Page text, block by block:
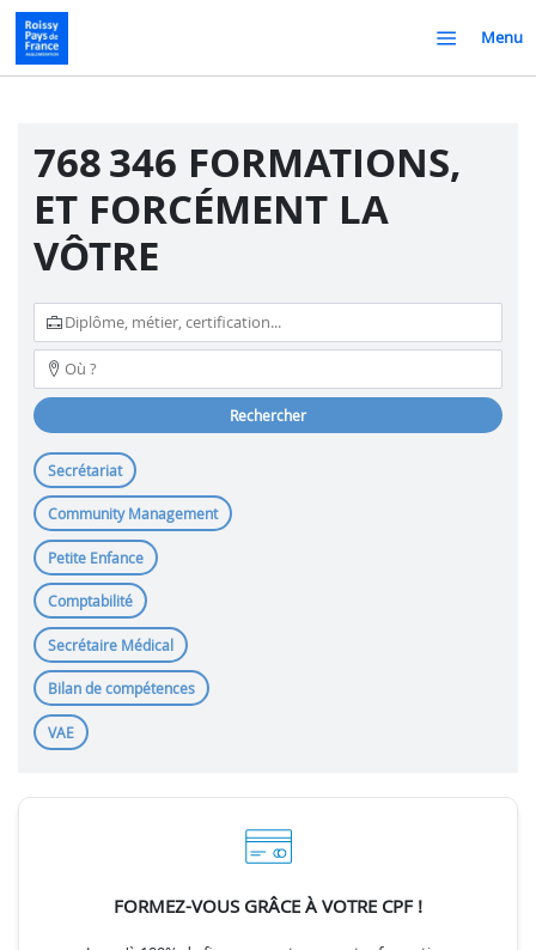
Menu
768 346 FORMATIONS,
ET FORCÉMENT LA
VÔTRE
rechercher
Secrétariat
Community Management
Petite Enfance
Comptabilité
Secrétaire Médical
Bilan de compétences
VAE
FORMEZ-VOUS GRÂCE À VOTRE CPF !